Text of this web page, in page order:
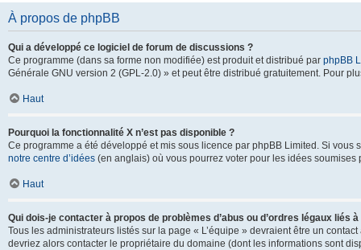
À propos de phpBB
Qui a développé ce logiciel de forum de discussions ?
Ce programme (dans sa forme non modifiée) est produit et distribué par phpBB
Générale GNU version 2 (GPL-2.0) » et peut être distribué gratuitement. Pour
Haut
Pourquoi la fonctionnalité X n’est pas disponible ?
Ce programme a été développé et mis sous licence par phpBB Limited. Si
notre centre d’idées (en anglais) où vous pourrez voter pour les idées soumises
Haut
Qui dois-je contacter à propos de problèmes d’abus ou d’ordres légaux liés
Tous les administrateurs listés sur la page « L’équipe » devraient être un
devriez alors contacter le propriétaire du domaine (dont les informations sont